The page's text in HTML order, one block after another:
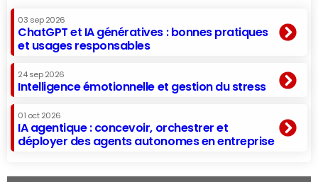
03 sep 2026
ChatGPT et IA génératives : bonnes pratiques
et usages responsables
24 sep 2026
Intelligence émotionnelle et gestion du stress
01 oct 2026
IA agentique : concevoir, orchestrer et
déployer des agents autonomes en entreprise